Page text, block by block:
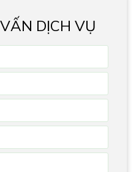
DỊCH VỤ